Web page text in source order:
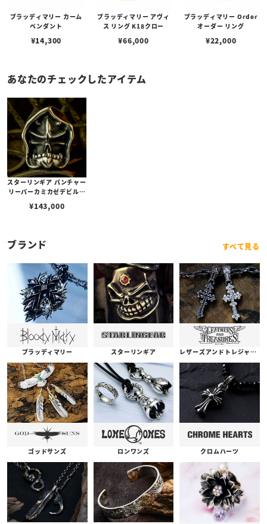
ブラッディマリー カーム
ペンダント
¥14,300
ブラッディマリー アヴィ
ス リング K18クロー
¥66,000
ブラッディマリー Order
オーダー リング
¥22,000
あなたのチェックしたアイテム
スターリンギア パンチャー
リーパーカミカゼデビルリ
¥143,000
ブランド すべて見る
ブラッディマリー スターリンギア レザーズアンドトレジャーズ
ゴッドサンズ ロンワンズ クロムハーツ